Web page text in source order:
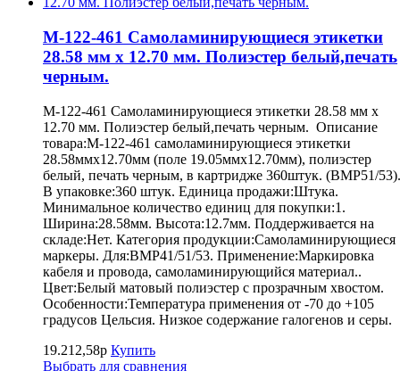
M-122-461 Самоламинирующиеся этикетки
28.58 мм х 12.70 мм. Полиэстер белый,печать
черным.
M-122-461 Самоламинирующиеся этикетки 28.58 мм х
12.70 мм. Полиэстер белый,печать черным. Описание
товара:M-122-461 самоламинирующиеся этикетки
28.58ммх12.70мм (поле 19.05ммх12.70мм), полиэстер
белый, печать черным, в картридже 360штук. (BMP51/53).
В упаковке:360 штук. Единица продажи:Штука.
Минимальное количество единиц для покупки:1.
Ширина:28.58мм. Высота:12.7мм. Поддерживается на
складе:Нет. Категория продукции:Самоламинирующиеся
маркеры. Для:BMP41/51/53. Применение:Маркировка
кабеля и провода, самоламинирующийся материал..
Цвет:Белый матовый полиэстер с прозрачным хвостом.
Особенности:Температура применения от -70 до +105
градусов Цельсия. Низкое содержание галогенов и серы.
19.212,58р Купить
Выбрать для сравнения